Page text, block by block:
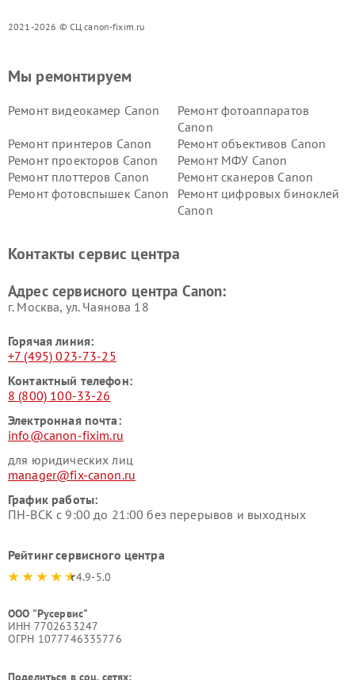
2021-2026 © СЦ canon-fixim.ru
Мы ремонтируем
Ремонт видеокамер Canon
Ремонт фотоаппаратов
Canon
Ремонт принтеров Canon
Ремонт объективов Canon
Ремонт проекторов Canon
Ремонт МФУ Canon
Ремонт плоттеров Canon
Ремонт сканеров Canon
Ремонт фотовспышек Canon
Ремонт цифровых биноклей
Canon
Контакты сервис центра
Адрес сервисного центра Canon:
г. Москва, ул. Чаянова 18
Горячая линия:
+7 (495) 023-73-25
Контактный телефон:
8 (800) 100-33-26
Электронная почта:
info@canon-fixim.ru
для юридических лиц
manager@fix-canon.ru
График работы:
ПН-ВСК с 9:00 до 21:00 без перерывов и выходных
Рейтинг сервисного центра
4.9-5.0
ООО "Русервис"
ИНН 7702633247
ОГРН 1077746335776
Поделиться в соц. сетях: